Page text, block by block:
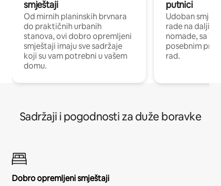
smještaji
Od mirnih planinskih brvnara
do praktičnih urbanih
stanova, ovi dobro opremljeni
smještaji imaju sve sadržaje
koji su vam potrebni u vašem
domu.
putnici
Udoban
rade na
nomade, sa
posebnim
rad.
Sadržaji i pogodnosti za duže boravke
Dobro opremljeni smještaji